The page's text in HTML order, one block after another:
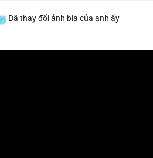
Đã thay đổi ảnh bìa của anh ấy